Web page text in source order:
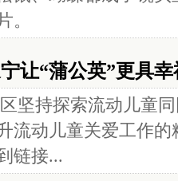
。
让“蒲公英”更具
持探索流动儿童同
流动儿童关爱工作
链接...